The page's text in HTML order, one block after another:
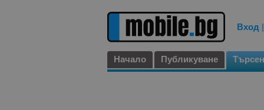
Вход
Начало Публикуване